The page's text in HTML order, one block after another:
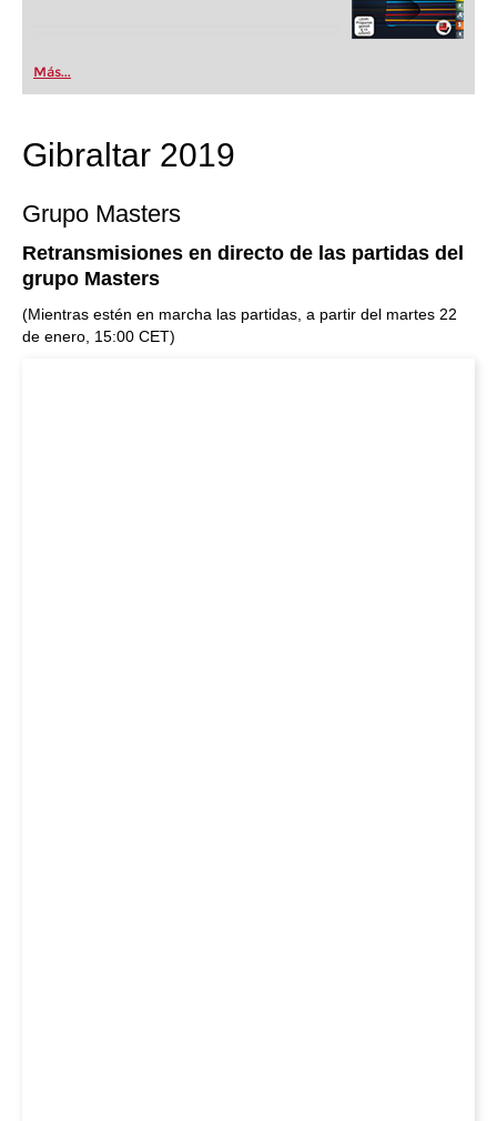
Más...
Gibraltar 2019
Grupo Masters
Retransmisiones en directo de las partidas del
grupo Masters
(Mientras estén en marcha las partidas, a partir del martes 22
de enero, 15:00 CET)